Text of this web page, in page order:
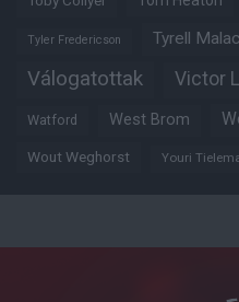
Tyler Fredericson Tyrell
Válogatottak Victor
Watford West Brom
Wout Weghorst Youri